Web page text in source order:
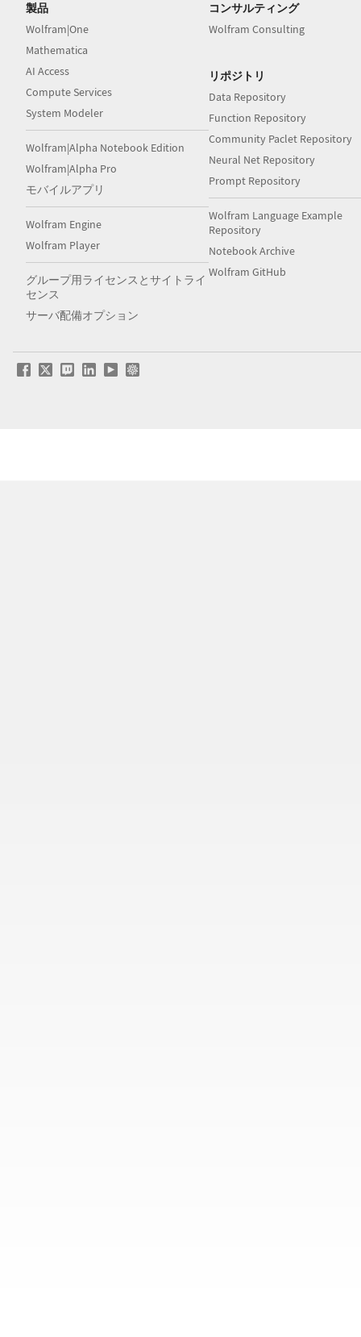
製品
Wolfram|One
Mathematica
AI Access
Compute Services
System Modeler
Wolfram|Alpha Notebook Edition
Wolfram|Alpha Pro
モバイルアプリ
Wolfram Engine
Wolfram Player
グループ用ライセンスとサイトライ
センス
サーバ配備オプション
コンサルティング
Wolfram Consulting
リポジトリ
Data Repository
Function Repository
Community Paclet Repository
Neural Net Repository
Prompt Repository
Wolfram Language Example
Repository
Notebook Archive
Wolfram GitHub